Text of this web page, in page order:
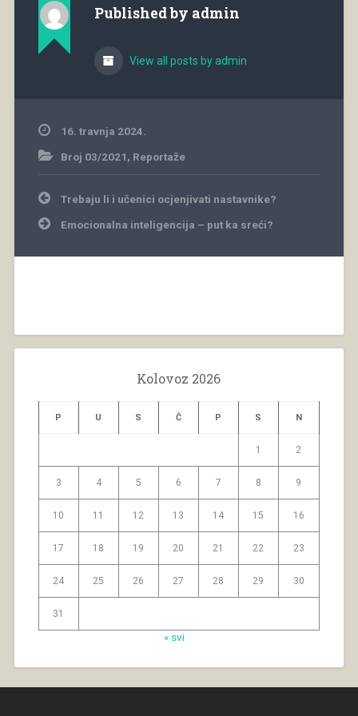
Published by admin
View all posts by admin
16. travnja 2024.
Broj 03/2021, Reportaže
Navigacija
objava
Trebaju li i učenici ocjenjivati nastavnike?
Emocionalna inteligencija – put ka sreći?
Kolovoz 2026
P U S Č P S N
1 2
3 4 5 6 7 8 9
10 11 12 13 14 15 16
17 18 19 20 21 22 23
24 25 26 27 28 29 30
31
« svi